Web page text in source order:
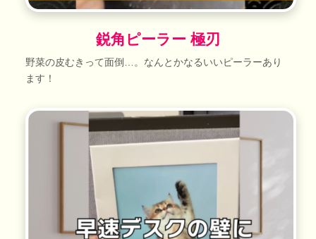
鋭角ピーラー 極刃
野菜の皮むきって面倒…。なんとかなるいいピーラーあり
ます！